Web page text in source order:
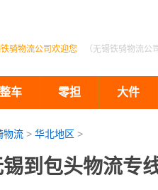
骑物流公司欢迎您 （无锡铁骑物流
整车 零担 大件
物流> 华北地区 >
锡到包头物流专